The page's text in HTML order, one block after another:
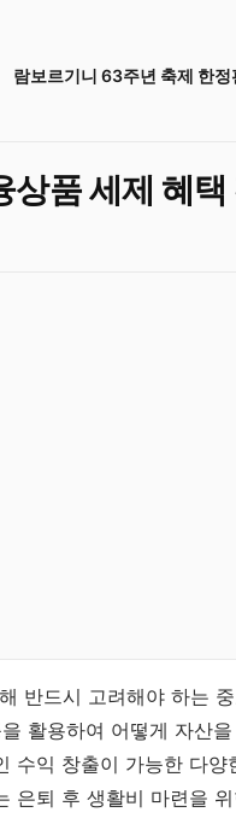
람보르기니 63주년 축제 한정
상품 세제 혜택
반드시 고려해야 하는
활용하여 어떻게 자산
수익 창출이 가능한 다양
은퇴 후 생활비 마련을